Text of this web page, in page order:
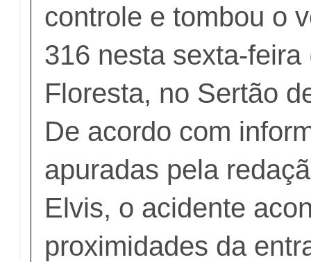
controle e tombou o
316 nesta sexta-feira
Floresta, no Sertão
De acordo com
apuradas pela
Elvis, o acidente
proximidades da